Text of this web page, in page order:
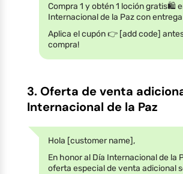
Compra 1 y obtén 1 loción gratis🛍️
Internacional de la Paz con
Aplica el cupón 👉 [add code]
compra!
3. Oferta de venta
Internacional de la Paz
Hola [customer name],
En honor al Día Internacional de la
oferta especial de venta adicional